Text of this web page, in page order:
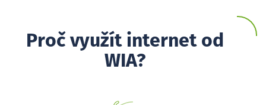
Proč využít internet od
WIA?